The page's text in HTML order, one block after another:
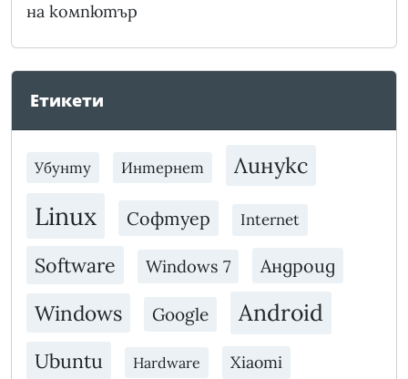
на компютър
Етикети
Убунту Интернет Линукс
Linux Софтуер Internet
Software Windows 7 Андроид
Windows Google Android
Ubuntu Hardware Xiaomi